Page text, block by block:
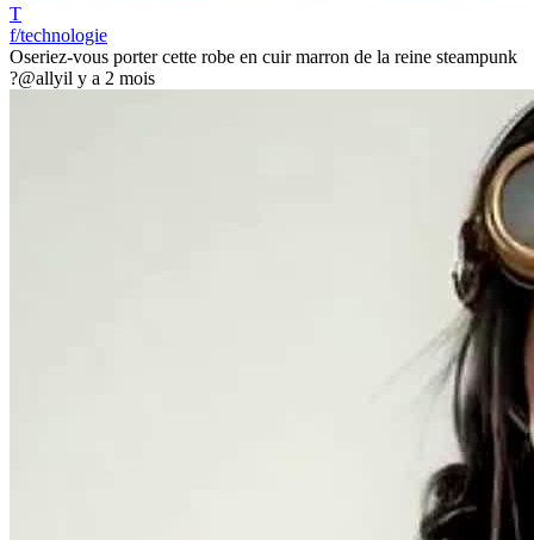
T
f/technologie
Oseriez-vous porter cette robe en cuir marron de la reine steampunk
?@allyil y a 2 mois